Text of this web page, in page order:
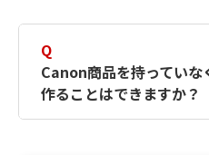
Q
Canon商品を持ってい
作ることはできますか？